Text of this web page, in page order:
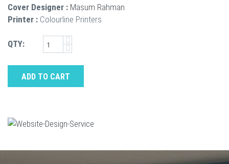
Cover Designer : Masum Rahman
Printer : Colourline Printers
QTY:
ADD TO CART